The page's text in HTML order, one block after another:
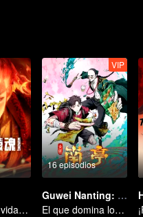
El karma de vidas pasadas está destinado a destrozar los cielos.
16 episodios
VIP
Guwei Nanting: El Elegido
El que domina los cielos — ¡Que comience la batalla!